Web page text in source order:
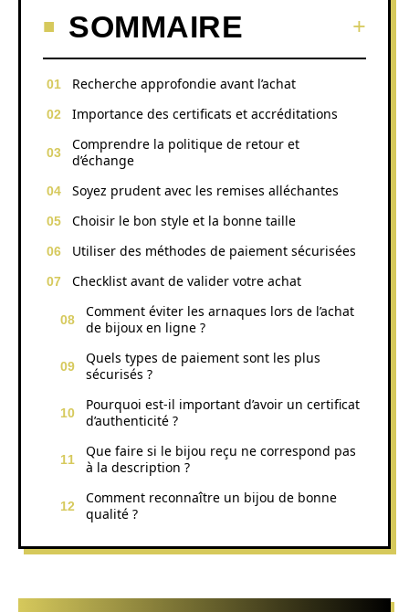
SOMMAIRE
Recherche approfondie avant l’achat
Importance des certificats et accréditations
Comprendre la politique de retour et
d’échange
Soyez prudent avec les remises alléchantes
Choisir le bon style et la bonne taille
Utiliser des méthodes de paiement sécurisées
Checklist avant de valider votre achat
Comment éviter les arnaques lors de l’achat
de bijoux en ligne ?
Quels types de paiement sont les plus
sécurisés ?
Pourquoi est-il important d’avoir un certificat
d’authenticité ?
Que faire si le bijou reçu ne correspond pas
à la description ?
Comment reconnaître un bijou de bonne
qualité ?